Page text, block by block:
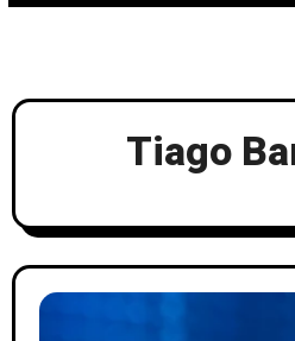
Tiago